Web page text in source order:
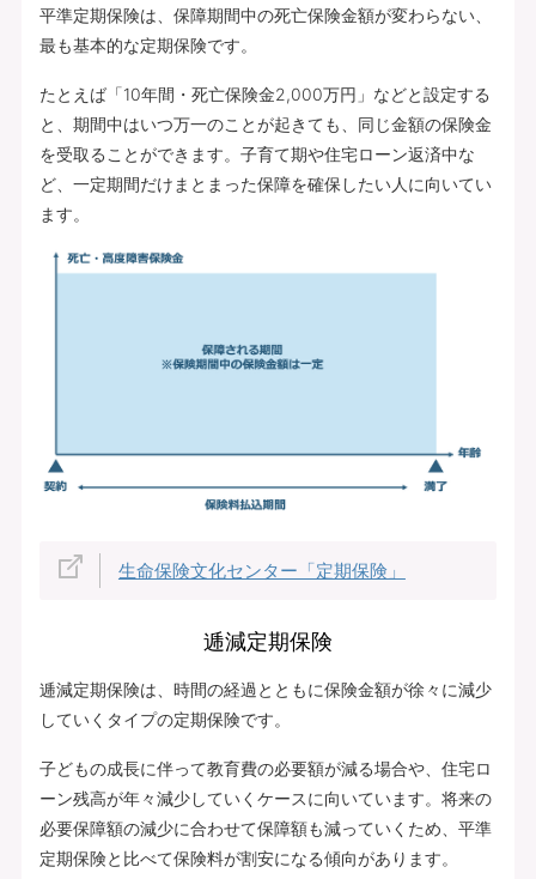
平準定期保険は、保障期間中の死亡保険金額が変わらない、
最も基本的な定期保険です。
たとえば「10年間・死亡保険金2,000万円」などと設定する
と、期間中はいつ万一のことが起きても、同じ金額の保険金
を受取ることができます。子育て期や住宅ローン返済中な
ど、一定期間だけまとまった保障を確保したい人に向いてい
ます。
生命保険文化センター「定期保険」
逓減定期保険
逓減定期保険は、時間の経過とともに保険金額が徐々に減少
していくタイプの定期保険です。
子どもの成長に伴って教育費の必要額が減る場合や、住宅ロ
ーン残高が年々減少していくケースに向いています。将来の
必要保障額の減少に合わせて保障額も減っていくため、平準
定期保険と比べて保険料が割安になる傾向があります。